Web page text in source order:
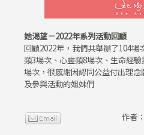
她渴望－2022年系列活動回顧
回顧2022年，我們共舉辦了104場
類3場次、心靈類8場次、生命經
場次，很感謝因認同公益付出理
及參與活動的姐妹們
作者